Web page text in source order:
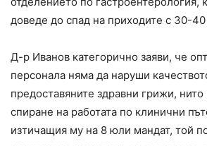
доведе до спад на приходите с 30-
Д-р Иванов категорично заяви, че
персонала няма да наруши
предоставяните здравни грижи,
спиране на работата по клинични
изтичащия му на 8 юли мандат, той